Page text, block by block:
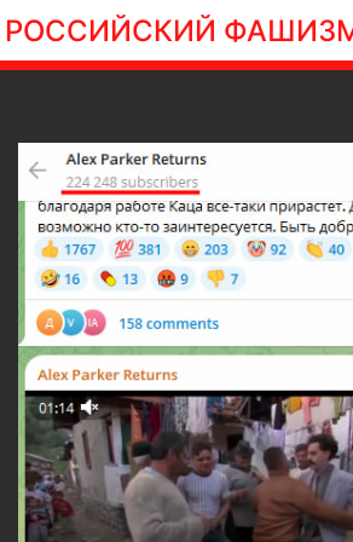
РОССИЙСКИЙ